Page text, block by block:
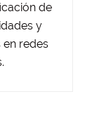
de
y
en redes